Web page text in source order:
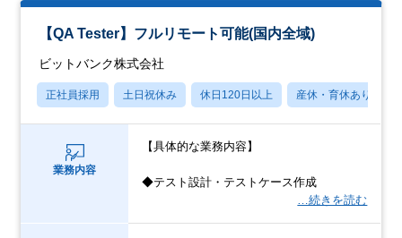
【QA Tester】フルリモート可能(国内全域)
ビットバンク株式会社
正社員採用 土日祝休み 休日120日以上 産休・育休あり
業務内容
【具体的な業務内容】
◆テスト設計・テストケース作成
…続きを読む